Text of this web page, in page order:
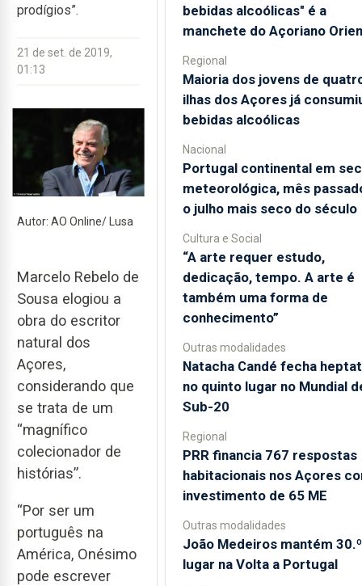
prodígios”.
21 de set. de 2019,
01:13
Autor: AO Online/ Lusa
Marcelo Rebelo de
Sousa elogiou a
obra do escritor
natural dos
Açores,
considerando que
se trata de um
“magnífico
colecionador de
histórias”.
“Por ser um
português na
América, Onésimo
pode escrever
bebidas alcoólicas" é a
manchete do Açoriano
Regional
Maioria dos jovens de
ilhas dos Açores já
bebidas alcoólicas
Nacional
Portugal continental em
meteorológica, mês
o julho mais seco do século
Cultura e Social
“A arte requer estudo,
dedicação, tempo. A arte é
também uma forma de
conhecimento”
Outras modalidades
Natacha Candé fecha
no quinto lugar no Mundial
Sub-20
Regional
PRR financia 767 respostas
habitacionais nos Açores
investimento de 65 ME
Outras modalidades
João Medeiros mantém 30.º
lugar na Volta a Portugal